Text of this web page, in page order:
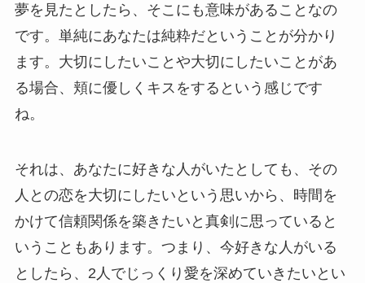
夢を見たとしたら、そこにも意味があることなの
です。単純にあなたは純粋だということが分かり
ます。大切にしたいことや大切にしたいことがあ
る場合、頬に優しくキスをするという感じです
ね。
それは、あなたに好きな人がいたとしても、その
人との恋を大切にしたいという思いから、時間を
かけて信頼関係を築きたいと真剣に思っていると
いうこともあります。つまり、今好きな人がいる
としたら、2人でじっくり愛を深めていきたいとい